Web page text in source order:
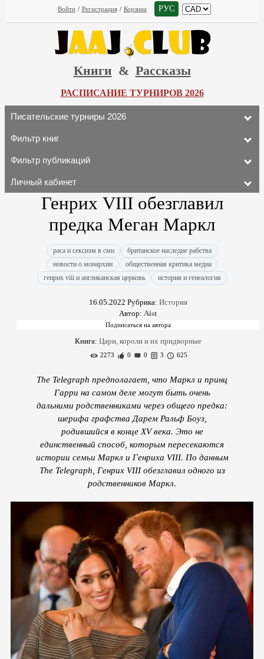
Войти / Регистрация / Корзина РУС
Книги & Рассказы
РАСПИСАНИЕ ТУРНИРОВ 2026
Писательские турниры 2026
Фильтр книг
Фильтр публикаций
Личный кабинет
Генрих VIII обезглавил
предка Меган Маркл
раса и сексизм в сми
британское наследие рабства
новости о монархии
общественная критика медиа
генрих viii и англиканская церковь
история и генеалогия
16.05.2022 Рубрика: История
Автор: Aist
Книга: Цари, короли и их придворные
2273 0 0 3 625
The Telegraph предполагает, что Маркл и принц
Гарри на самом деле могут быть очень
дальними родственниками через общего предка:
шерифа графства Дарем Ральф Боуз,
родившийся в конце XV века. Это не
единственный способ, которым пересекаются
истории семьи Маркл и Генриха VIII. По данным
The Telegraph, Генрих VIII обезглавил одного из
родственников Маркл.